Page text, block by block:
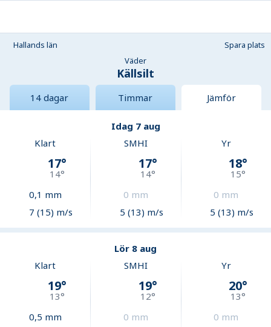
Hallands län
Spara plats
Väder
Källsilt
14 dagar Timmar Jämför
Idag 7 aug
Klart
17°
14°
0,1 mm
7 (15) m/s
SMHI
17°
14°
0 mm
5 (13) m/s
Yr
18°
15°
0 mm
5 (13) m/s
Lör 8 aug
Klart
19°
13°
0,5 mm
SMHI
19°
12°
0 mm
Yr
20°
13°
0 mm